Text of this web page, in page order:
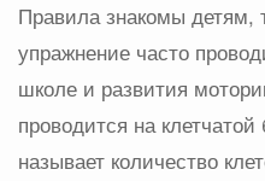
Правила знакомы детям,
упражнение часто
школе и развития
проводится на
называет количество